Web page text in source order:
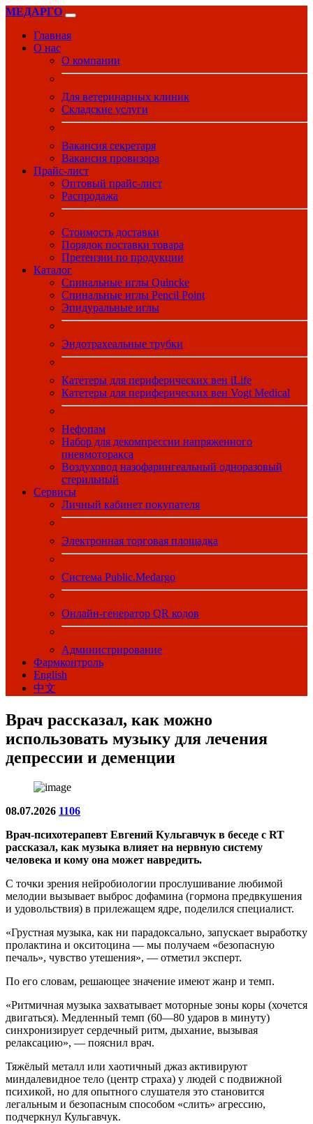
МЕДАРГО
Главная
О нас
О компании
Для ветеринарных клиник
Складские услуги
Вакансия секретаря
Вакансия провизора
Прайс-лист
Оптовый прайс-лист
Распродажа
Стоимость доставки
Порядок поставки товара
Претензии по продукции
Каталог
Спинальные иглы Quincke
Спинальные иглы Pencil Point
Эпидуральные иглы
Эндотрахеальные трубки
Катетеры для периферических вен iLife
Катетеры для периферических вен Vogt Medical
Нефопам
Набор для декомпрессии напряженного
пневмоторакса
Воздуховод назофарингеальный одноразовый
стерильный
Сервисы
Личный кабинет покупателя
Электронная торговая площадка
Система Public.Medargo
Онлайн-генератор QR кодов
Администрирование
Фармконтроль
English
中文
Врач рассказал, как можно
использовать музыку для лечения
депрессии и деменции
08.07.2026 1106
Врач-психотерапевт Евгений Кульгавчук в беседе с RT
рассказал, как музыка влияет на нервную систему
человека и кому она может навредить.
С точки зрения нейробиологии прослушивание любимой
мелодии вызывает выброс дофамина (гормона предвкушения
и удовольствия) в прилежащем ядре, поделился специалист.
«Грустная музыка, как ни парадоксально, запускает выработку
пролактина и окситоцина — мы получаем «безопасную
печаль», чувство утешения», — отметил эксперт.
По его словам, решающее значение имеют жанр и темп.
«Ритмичная музыка захватывает моторные зоны коры (хочется
двигаться). Медленный темп (60—80 ударов в минуту)
синхронизирует сердечный ритм, дыхание, вызывая
релаксацию», — пояснил врач.
Тяжёлый металл или хаотичный джаз активируют
миндалевидное тело (центр страха) у людей с подвижной
психикой, но для опытного слушателя это становится
легальным и безопасным способом «слить» агрессию,
подчеркнул Кульгавчук.